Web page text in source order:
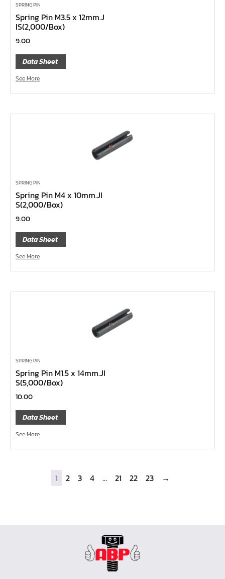
ลูกบ๊อกซ์ ข้อต่อ
ลูกบ๊อกซ์ ขนาด 1"
ลูกบ๊อกซ์ ขนาด 3/4"
ลูกบ๊อกซ์ ขนาด 1/2"
ลูกบ๊อกซ์ ขนาด 3/8"
เครื่องมือสำหรับจักรยานยนต์
เครื่องมือทั่วไป
เครื่องมือลม
เครื่องมือวัด
กรรไกรตัดเหล็กเส้น กรรไกรตัดเหล็กแผ่น
แหวนผ่า UNIOR
แหวน
แหวนข้าง – ปากตายข้าง
ปากตาย Unior
ไขควงอิเลคโทรนิค
ไขควงหัวบ๊อกซ์
ไขควงหัวหกเหลี่ยม
SPRING PIN
Spring Pin M3.5 x 12mm.J
IS(2,000/Box)
9.00
Data Sheet
See More
SPRING PIN
Spring Pin M4 x 10mm.JI
S(2,000/Box)
9.00
Data Sheet
See More
SPRING PIN
Spring Pin M1.5 x 14mm.JI
S(5,000/Box)
10.00
Data Sheet
See More
1 2 3 4 … 21 22 23 →